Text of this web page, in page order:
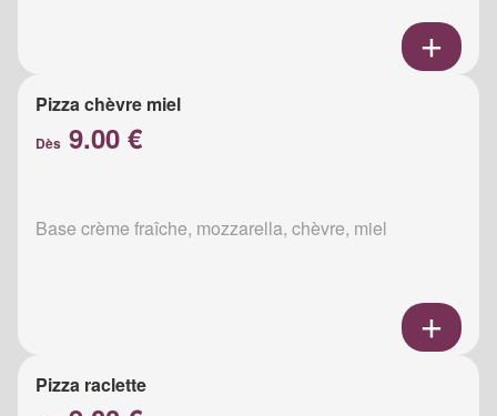
Pizza chèvre miel
Dès 9.00 €
Base crème fraîche, mozzarella, chèvre, miel
Pizza raclette